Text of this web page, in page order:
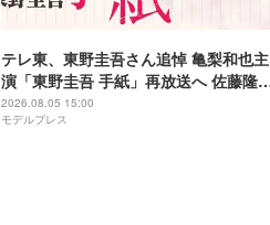
テレ東、東野圭吾さん追悼 亀梨和也主
演「東野圭吾 手紙」再放送へ 佐藤隆
太・本田翼・中村倫也ら出演
2026.08.05 15:00
モデルプレス